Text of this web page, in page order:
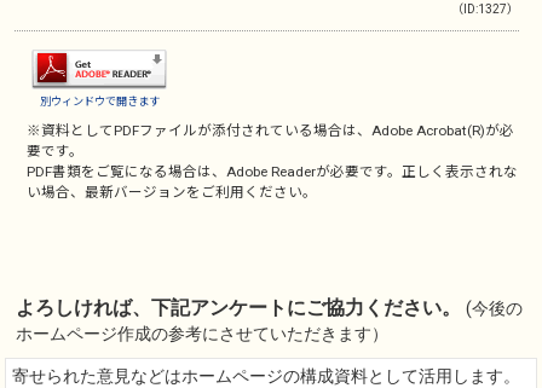
（ID:1327）
別ウィンドウで開きます
※資料としてPDFファイルが添付されている場合は、Adobe Acrobat(R)が必
要です。
PDF書類をご覧になる場合は、Adobe Readerが必要です。正しく表示されな
い場合、最新バージョンをご利用ください。